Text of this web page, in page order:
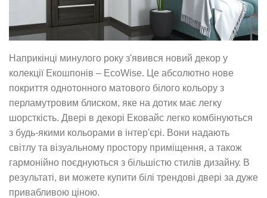
Наприкінці минулого року з'явився новий декор у
колекції Екошпонів – EcoWise. Це абсолютно нове
покриття однотонного матового білого кольору з
перламутровим блиском, яке на дотик має легку
шорсткість. Двері в декорі Ековайс легко комбінуються
з будь-якими кольорами в інтер'єрі. Вони надають
світлу та візуальному простору приміщення, а також
гармонійно поєднуються з більшістю стилів дизайну. В
результаті, ви можете купити білі трендові двері за дуже
привабливою ціною.